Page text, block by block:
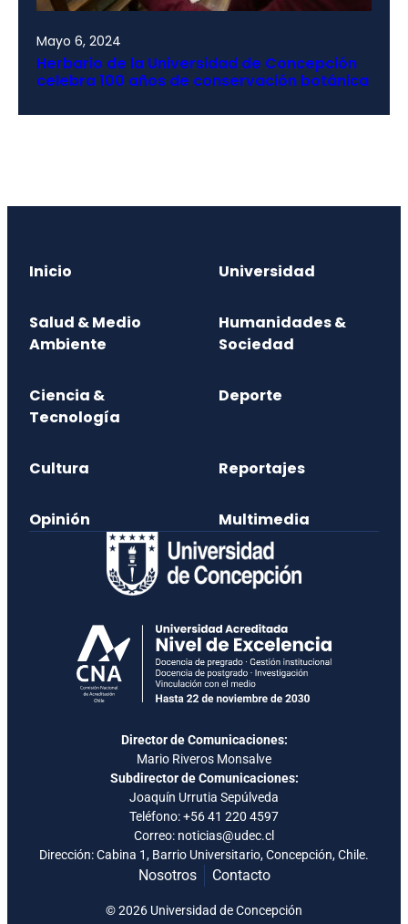
Mayo 6, 2024
Herbario de la Universidad de Concepción
celebra 100 años de conservación botánica
Inicio Universidad
Salud & Medio
Ambiente
Humanidades &
Sociedad
Ciencia &
Tecnología
Deporte
Cultura Reportajes
Opinión Multimedia
Director de Comunicaciones:
Mario Riveros Monsalve
Subdirector de Comunicaciones:
Joaquín Urrutia Sepúlveda
Teléfono:+56 41 220 4597
Correo: noticias@udec.cl
Dirección: Cabina 1, Barrio Universitario, Concepción, Chile.
Nosotros Contacto
© 2026 Universidad de Concepción